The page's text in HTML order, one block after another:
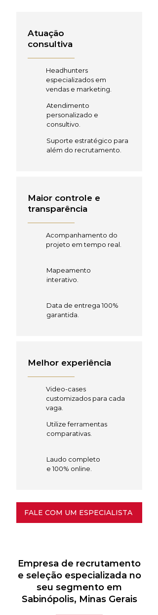
Atuação
consultiva
Headhunters
especializados em
vendas e marketing.
Atendimento
personalizado e
consultivo.
Suporte estratégico para
além do recrutamento.
Maior controle e
transparência
Acompanhamento do
projeto em tempo real.
Mapeamento
interativo.
Data de entrega 100%
garantida.
Melhor experiência
Video-cases
customizados para cada
vaga.
Utilize ferramentas
comparativas.
Laudo completo
e 100% online.
FALE COM UM ESPECIALISTA
Empresa de recrutamento
e seleção especializada no
seu segmento em
Sabinópolis, Minas Gerais